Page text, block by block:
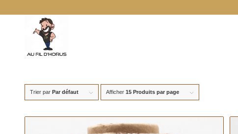
Trier par Par défaut Afficher 15 Produits par page